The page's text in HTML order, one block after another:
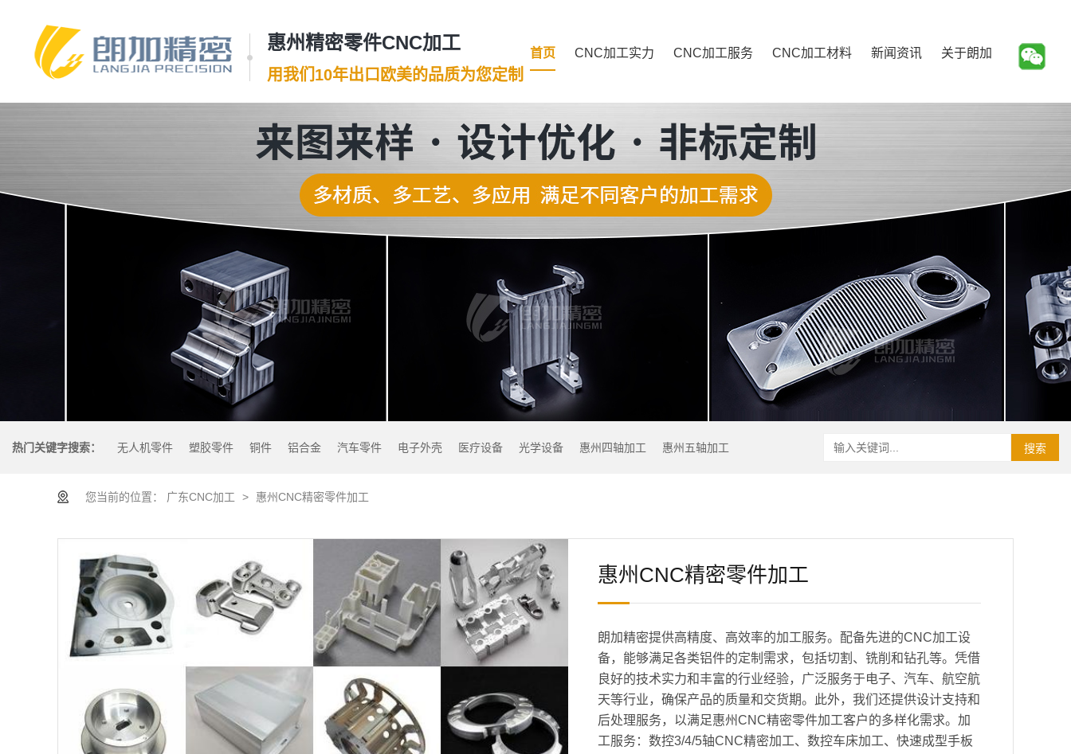
惠州精密零件CNC加工
用我们10年出口欧美的品质为您定制
首页 CNC加工实力 CNC加工服务 CNC加工材料 新闻资讯 关于朗加
热门关键字搜索： 无人机零件 塑胶零件 铜件 铝合金 汽车零件 电子外壳 医疗设备 光学设备 惠州四轴加工 惠州五轴加工 搜索
您当前的位置： 广东CNC加工 > 惠州CNC精密零件加工
惠州CNC精密零件加工
朗加精密提供高精度、高效率的加工服务。配备先进的CNC加工设
备，能够满足各类铝件的定制需求，包括切割、铣削和钻孔等。凭借
良好的技术实力和丰富的行业经验，广泛服务于电子、汽车、航空航
天等行业，确保产品的质量和交货期。此外，我们还提供设计支持和
后处理服务，以满足惠州CNC精密零件加工客户的多样化需求。加
工服务：数控3/4/5轴CNC精密加工、数控车床加工、快速成型手板